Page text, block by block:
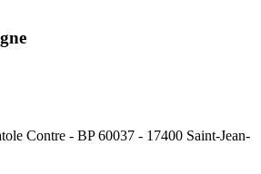
Contre - BP 60037 - 17400 Saint-Jean-